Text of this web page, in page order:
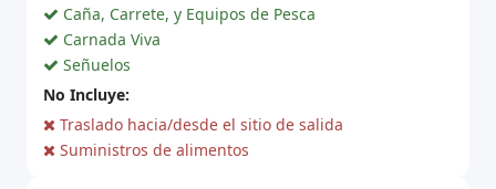
Caña, Carrete, y Equipos de Pesca
Carnada Viva
Señuelos
No Incluye:
Traslado hacia/desde el sitio de salida
Suministros de alimentos